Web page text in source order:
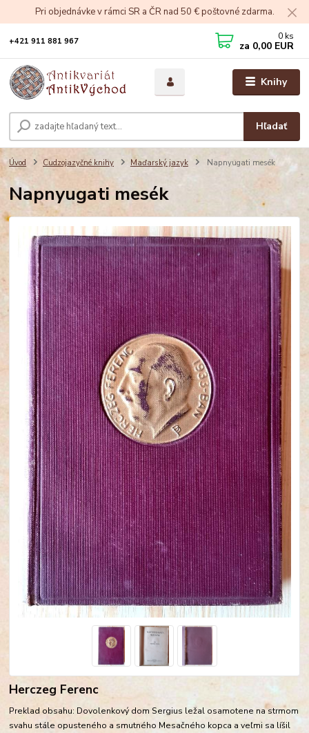
Pri objednávke v rámci SR a ČR nad 50 € poštovné zdarma.
Knihy
Hľadať
+421 911 881 967 0 ks
za 0,00 EUR
Úvod Cudzojazyčné knihy Maďarský jazyk Napnyugati mesék
Napnyugati mesék
Herczeg Ferenc
Preklad obsahu: Dovolenkový dom Sergius ležal osamotene na strmom
svahu stále opusteného a smutného Mesačného kopca a veľmi sa líšil